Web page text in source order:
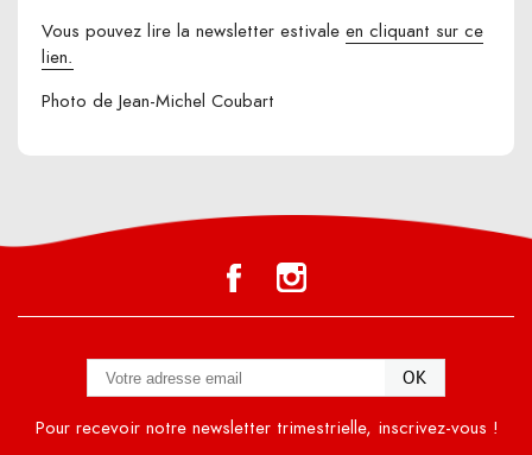
Vous pouvez lire la newsletter estivale en cliquant sur ce
lien.
Photo de Jean-Michel Coubart
Pour recevoir notre newsletter trimestrielle, inscrivez-vous !